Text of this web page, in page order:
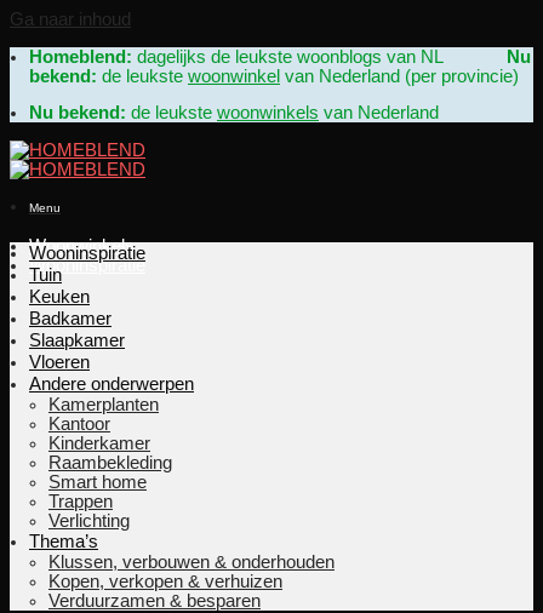
Ga naar inhoud
Homeblend: dagelijks de leukste woonblogs van NL Nu
bekend: de leukste woonwinkel van Nederland (per provincie)
Nu bekend: de leukste woonwinkels van Nederland
Menu
Woonwinkels
Wooninspiratie
Wooninspiratie
Tuin
Keuken
Badkamer
Slaapkamer
Vloeren
Andere onderwerpen
Kamerplanten
Kantoor
Kinderkamer
Raambekleding
Smart home
Trappen
Verlichting
Thema’s
Klussen, verbouwen & onderhouden
Kopen, verkopen & verhuizen
Verduurzamen & besparen